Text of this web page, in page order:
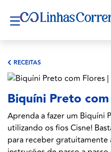
RECEITAS
Biquíni Preto
Aprenda a fazer um Biquíni
utilizando os fios Cisne!
para receber